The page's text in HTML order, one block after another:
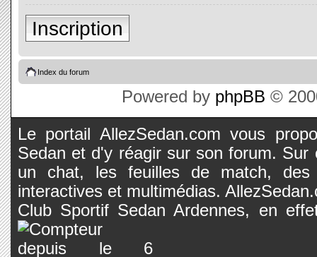
Inscription
Index du forum
Powered by phpBB ©
Le portail AllezSedan.com vous
Sedan et d'y réagir sur son forum.
un chat, les feuilles de match, des
interactives et multimédias.
Club Sportif Sedan Ardennes, en